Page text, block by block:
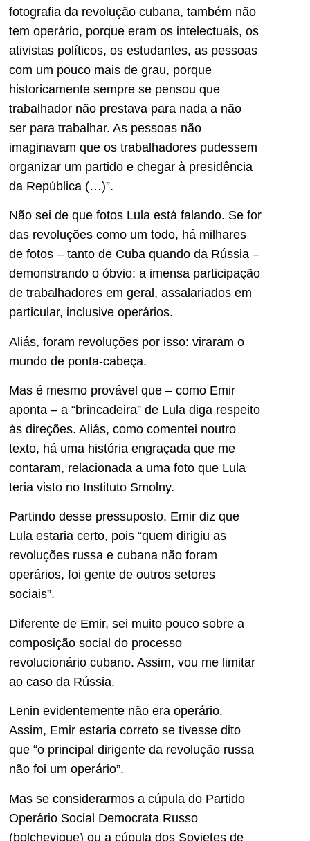
fotografia da revolução cubana, também não
tem operário, porque eram os intelectuais, os
ativistas políticos, os estudantes, as pessoas
com um pouco mais de grau, porque
historicamente sempre se pensou que
trabalhador não prestava para nada a não
ser para trabalhar. As pessoas não
imaginavam que os trabalhadores pudessem
organizar um partido e chegar à presidência
da República (…)”.
Não sei de que fotos Lula está falando. Se for
das revoluções como um todo, há milhares
de fotos – tanto de Cuba quando da Rússia –
demonstrando o óbvio: a imensa participação
de trabalhadores em geral, assalariados em
particular, inclusive operários.
Aliás, foram revoluções por isso: viraram o
mundo de ponta-cabeça.
Mas é mesmo provável que – como Emir
aponta – a “brincadeira” de Lula diga respeito
às direções. Aliás, como comentei noutro
texto, há uma história engraçada que me
contaram, relacionada a uma foto que Lula
teria visto no Instituto Smolny.
Partindo desse pressuposto, Emir diz que
Lula estaria certo, pois “quem dirigiu as
revoluções russa e cubana não foram
operários, foi gente de outros setores
sociais”.
Diferente de Emir, sei muito pouco sobre a
composição social do processo
revolucionário cubano. Assim, vou me limitar
ao caso da Rússia.
Lenin evidentemente não era operário.
Assim, Emir estaria correto se tivesse dito
que “o principal dirigente da revolução russa
não foi um operário”.
Mas se considerarmos a cúpula do Partido
Operário Social Democrata Russo
(bolchevique) ou a cúpula dos Sovietes de